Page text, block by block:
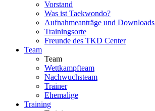
Vorstand
Was ist Taekwondo?
Aufnahmeanträge und Downloads
Trainingsorte
Freunde des TKD Center
Team
Team
Wettkampfteam
Nachwuchsteam
Trainer
Ehemalige
Training